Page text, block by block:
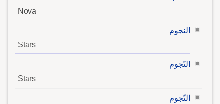
Nova
النجوم
Stars
النّجوم
Stars
النّجوم